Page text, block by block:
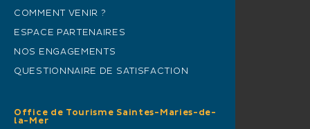
COMMENT VENIR ?
ESPACE PARTENAIRES
NOS ENGAGEMENTS
QUESTIONNAIRE DE SATISFACTION
Office de Tourisme Saintes-Maries-de-
la-Mer